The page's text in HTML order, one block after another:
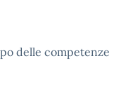
delle competenze